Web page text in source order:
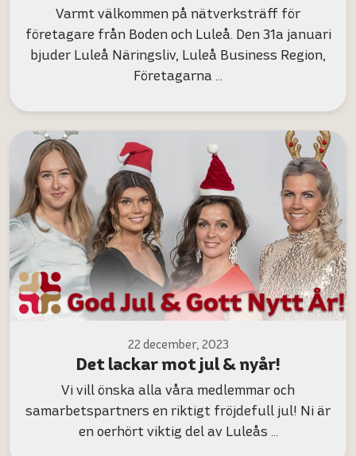
Varmt välkommen på nätverksträff för
företagare från Boden och Luleå. Den 31a januari
bjuder Luleå Näringsliv, Luleå Business Region,
Företagarna …
22 december, 2023
Det lackar mot jul & nyår!
Vi vill önska alla våra medlemmar och
samarbetspartners en riktigt fröjdefull jul! Ni är
en oerhört viktig del av Luleås …